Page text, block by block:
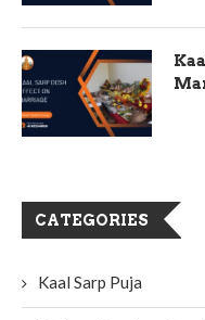
CATEGORIES
Kaal Sarp Puja